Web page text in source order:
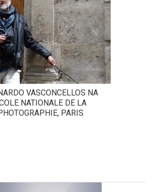
VASCONCELLOS NA
NATIONALE DE LA
PARIS